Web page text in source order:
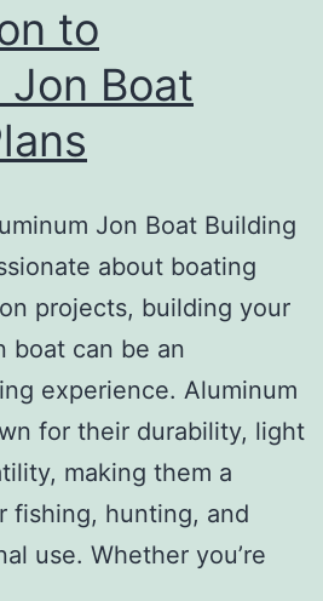
to
Jon Boat
Jon Boat Building
about boating
projects, building your
boat can be an
experience. Aluminum
for their durability, light
making them a
fishing, hunting, and
use. Whether you’re